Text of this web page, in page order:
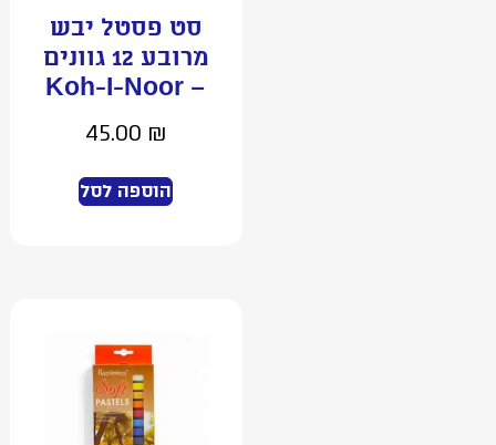
סט פסטל יבש
מרובע 12 גוונים
– Koh-I-Noor
45.00₪
הוספה לסל